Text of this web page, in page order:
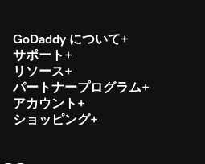
GoDaddy について
サポート
リソース
パートナープログラム
アカウント
ショッピング